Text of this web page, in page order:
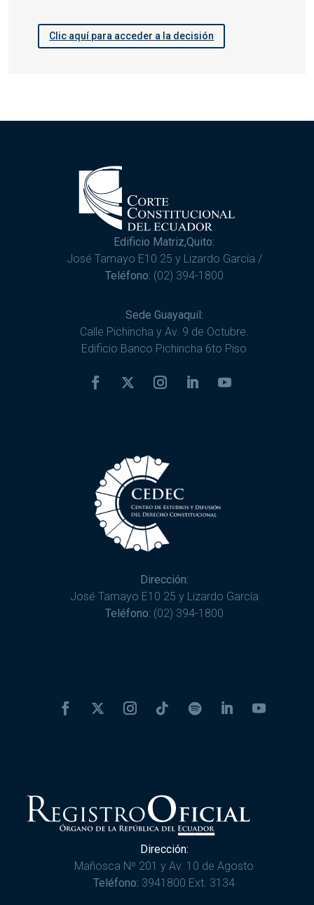
Clic aquí para acceder a la decisión
Edificio Matriz,Quito:
José Tamayo E10 25 y Lizardo García /
Teléfono: (02) 394-1800
Sede Guayaquil:
Calle Pichincha y Av. 9 de Octubre.
Edificio Banco Pichincha 6to Piso
Dirección:
José Tamayo E10 25 y Lizardo García
Teléfono: (02) 394-1800
Dirección:
Mañosca Nº 201 y Av. 10 de Agosto
Teléfono: 3941800 Ext. 3134